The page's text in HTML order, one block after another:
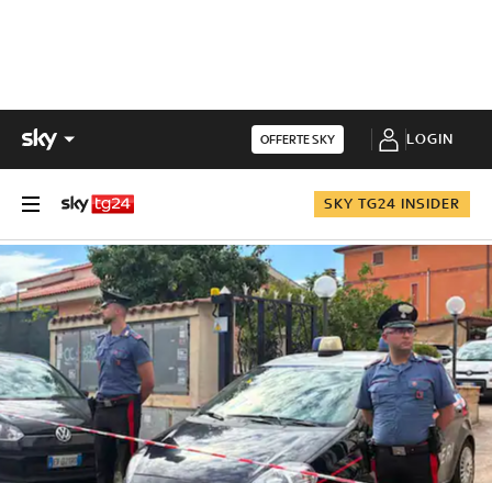
OFFERTE SKY LOGIN
SKY TG24 INSIDER